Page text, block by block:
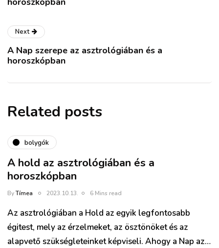
Next
A Nap szerepe az asztrológiában és a
horoszkópban
Related posts
bolygók
A hold az asztrológiában és a
horoszkópban
ByTímea 2023.10.13. 6 Mins read
Az asztrológiában a Hold az egyik legfontosabb
égitest, mely az érzelmeket, az ösztönöket és az
alapvető szükségleteinket képviseli. Ahogy a Nap az…